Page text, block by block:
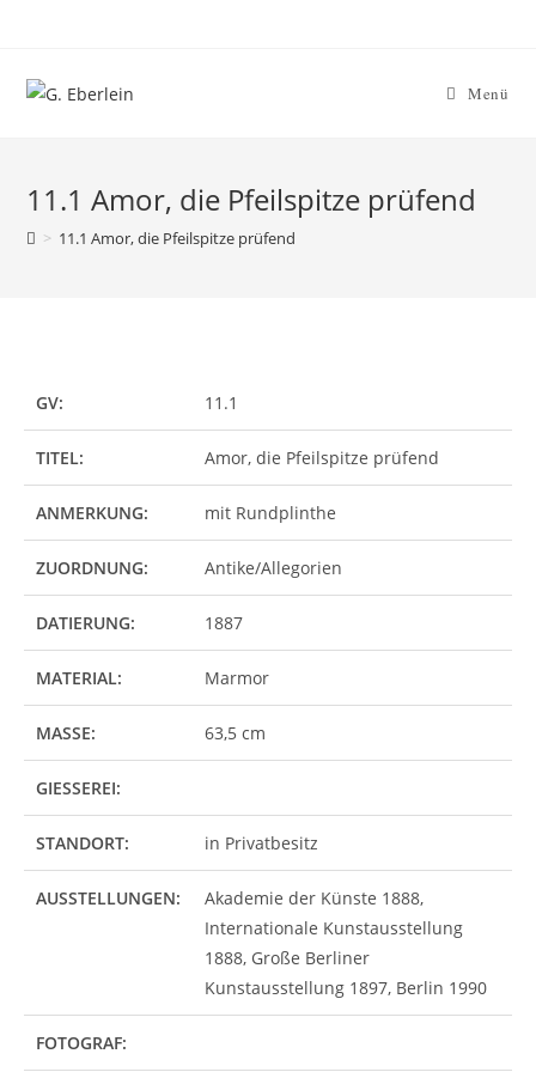
Menü
11.1 Amor, die Pfeilspitze prüfend
> 11.1 Amor, die Pfeilspitze prüfend
GV: 11.1
TITEL: Amor, die Pfeilspitze prüfend
ANMERKUNG: mit Rundplinthe
ZUORDNUNG: Antike/Allegorien
DATIERUNG: 1887
MATERIAL: Marmor
MASSE: 63,5 cm
GIESSEREI:
STANDORT: in Privatbesitz
AUSSTELLUNGEN:
Akademie der Künste 1888,
Internationale Kunstausstellung
1888, Große Berliner
Kunstausstellung 1897, Berlin 1990
FOTOGRAF: